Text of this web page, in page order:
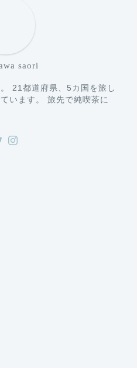
saori
21都道府県、5カ国を旅し
います。 旅先で純喫茶に